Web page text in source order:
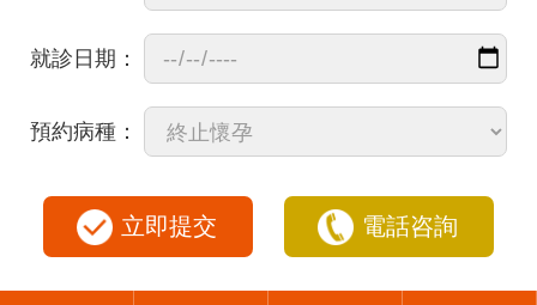
就診日期：
預約病種：
立即提交 電話咨詢